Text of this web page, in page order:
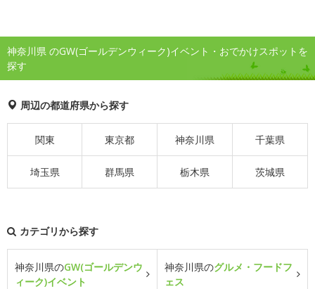
神奈川県 のGW(ゴールデンウィーク)イベント・おでかけスポットを
探す
周辺の都道府県から探す
関東 東京都 神奈川県 千葉県
埼玉県 群馬県 栃木県 茨城県
カテゴリから探す
神奈川県のGW(ゴールデンウ
ィーク)イベント
神奈川県のグルメ・フードフ
ェス